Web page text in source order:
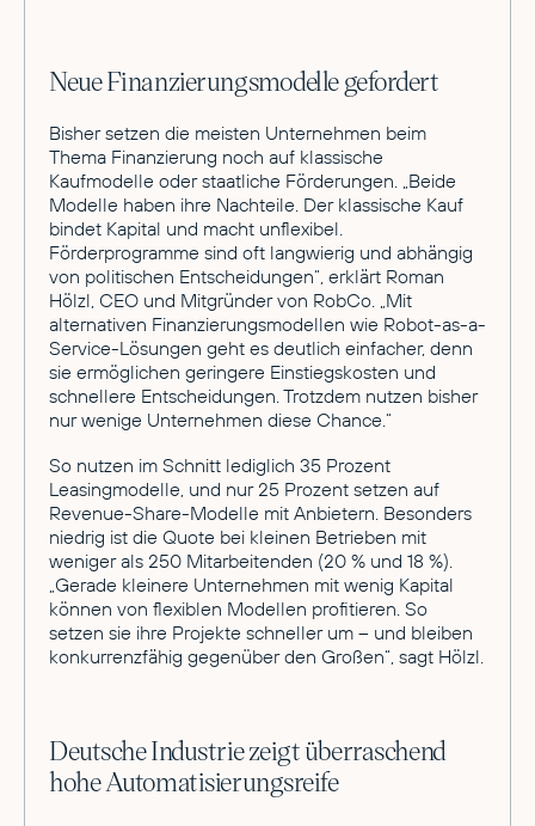
Neue Finanzierungsmodelle gefordert
Bisher setzen die meisten Unternehmen beim
Thema Finanzierung noch auf klassische
Kaufmodelle oder staatliche Förderungen. „Beide
Modelle haben ihre Nachteile. Der klassische Kauf
bindet Kapital und macht unflexibel.
Förderprogramme sind oft langwierig und abhängig
von politischen Entscheidungen“, erklärt Roman
Hölzl, CEO und Mitgründer von RobCo. „Mit
alternativen Finanzierungsmodellen wie Robot-as-a-
Service-Lösungen geht es deutlich einfacher, denn
sie ermöglichen geringere Einstiegskosten und
schnellere Entscheidungen. Trotzdem nutzen bisher
nur wenige Unternehmen diese Chance.“
So nutzen im Schnitt lediglich 35 Prozent
Leasingmodelle, und nur 25 Prozent setzen auf
Revenue-Share-Modelle mit Anbietern. Besonders
niedrig ist die Quote bei kleinen Betrieben mit
weniger als 250 Mitarbeitenden (20 % und 18 %).
„Gerade kleinere Unternehmen mit wenig Kapital
können von flexiblen Modellen profitieren. So
setzen sie ihre Projekte schneller um – und bleiben
konkurrenzfähig gegenüber den Großen“, sagt Hölzl.
Deutsche Industrie zeigt überraschend
hohe Automatisierungsreife